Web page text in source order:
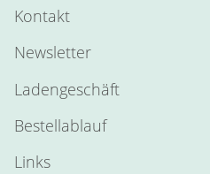
Kontakt
Newsletter
Ladengeschäft
Bestellablauf
Links